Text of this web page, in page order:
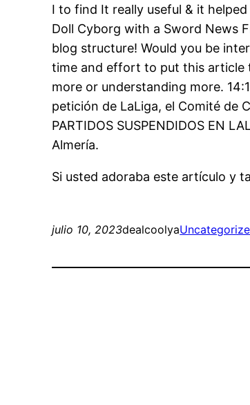
I to find It really useful & it
Doll Cyborg with a Sword News
blog structure! Would you be
time and effort to put this article
more or understanding more.
petición de LaLiga, el Comité de
PARTIDOS SUSPENDIDOS EN
Almería.
Si usted adoraba este artículo y
julio 10, 2023dealcoolya